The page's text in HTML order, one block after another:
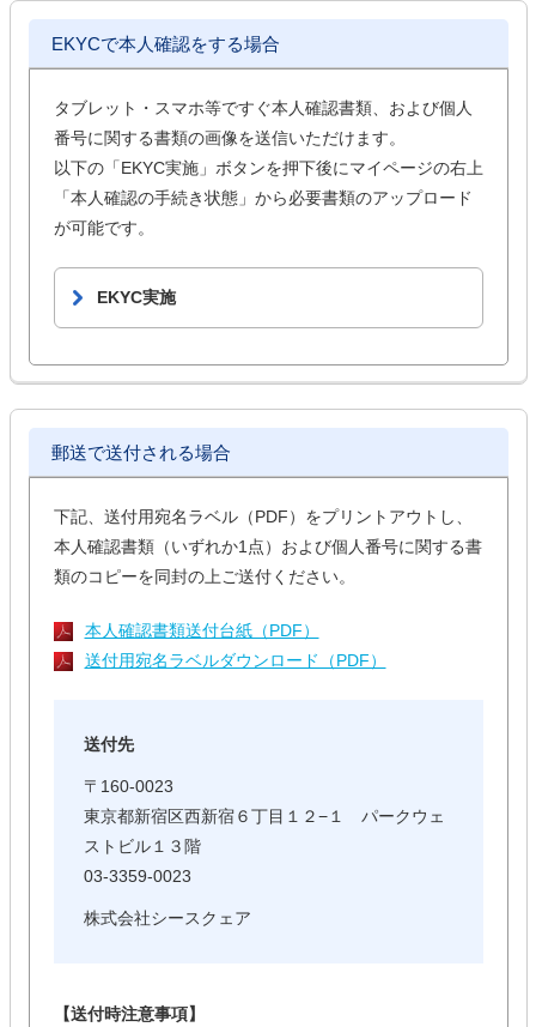
EKYCで本人確認をする場合
タブレット・スマホ等ですぐ本人確認書類、および個人
番号に関する書類の画像を送信いただけます。
以下の「EKYC実施」ボタンを押下後にマイページの右上
「本人確認の手続き状態」から必要書類のアップロード
が可能です。
EKYC実施
郵送で送付される場合
下記、送付用宛名ラベル（PDF）をプリントアウトし、
本人確認書類（いずれか1点）および個人番号に関する書
類のコピーを同封の上ご送付ください。
本人確認書類送付台紙（PDF）
送付用宛名ラベルダウンロード（PDF）
送付先
〒160-0023
東京都新宿区西新宿６丁目１２−１ パークウェ
ストビル１３階
03-3359-0023
株式会社シースクェア
【送付時注意事項】